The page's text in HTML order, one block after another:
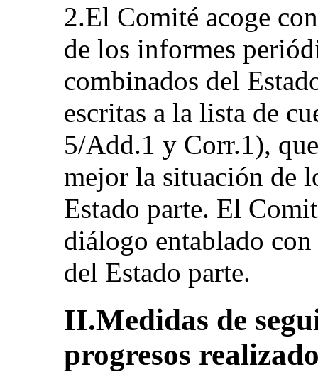
2.El Comité acoge
de los informes
combinados del
escritas a la lista de
5/Add.1 y Corr.1),
mejor la situación de
Estado parte. El
diálogo entablado
del Estado parte.
II.Medidas de
progresos